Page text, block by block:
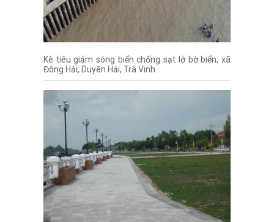
Kè tiêu giảm sóng biển chống sạt lở bờ biển, xã
Đông Hải, Duyên Hải, Trà Vinh